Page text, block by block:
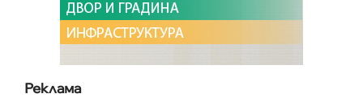
Реклама